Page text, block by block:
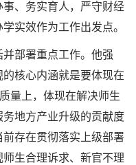
、务实育人，严守财经
实效作为工作出发点。
部署重点工作。他强
核心内涵就是要体现在
量上，体现在解决师生
地方产业升级的贡献度
前存在贯彻落实上级部署
生合理诉求、新官不理